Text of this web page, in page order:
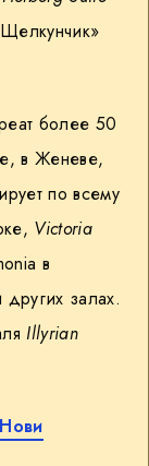
более 50
в Женеве,
по всему
Victoria
в
залах.
Illyrian